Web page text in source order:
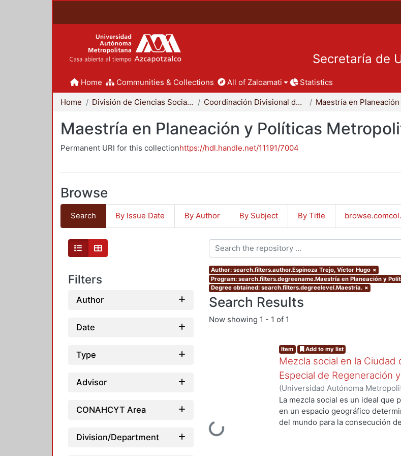
Secretaría de
Home Communities & Collections All of Zaloamati Statistics
Home División de Ciencias Sociales y Humanidades Coordinación Divisional de Posgrado
Maestría en Planeación y Políticas
Permanent URI for this collectionhttps://hdl.handle.net/11191/7004
Browse
Search By Issue Date By Author By Subject By Title
Filters
Author
Date
Type
Advisor
CONAHCYT Area
Division/Department
Author: search.filters.author.Espinoza Trejo, Víctor Hugo ×
Program: search.filters.degreename.Maestría en Planeación y
Degree obtained: search.filters.degreelevel.Maestría. ×
Search Results
Now showing 1 - 1 of 1
Loading...
Item Add to my list
Mezcla social en la
Especial de Regeneración
(Universidad Autónoma
de Servicios de Información.,
La mezcla social es un ideal que
en un espacio geográfico
del mundo para la consecución